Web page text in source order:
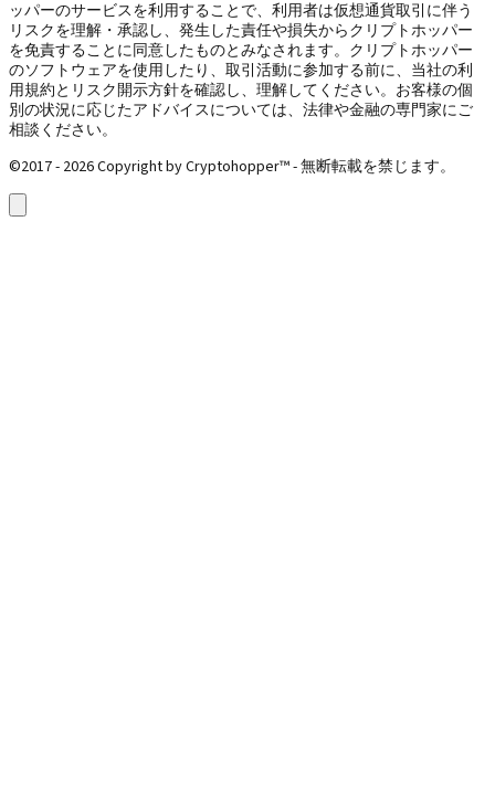
ッパーのサービスを利用することで、利用者は仮想通貨取引に伴う
リスクを理解・承認し、発生した責任や損失からクリプトホッパー
を免責することに同意したものとみなされます。クリプトホッパー
のソフトウェアを使用したり、取引活動に参加する前に、当社の利
用規約とリスク開示方針を確認し、理解してください。お客様の個
別の状況に応じたアドバイスについては、法律や金融の専門家にご
相談ください。
©2017 - 2026 Copyright by Cryptohopper™ - 無断転載を禁じます。